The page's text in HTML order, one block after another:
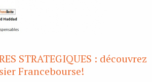
STRATEGIQUES : découvrez
Francebourse!